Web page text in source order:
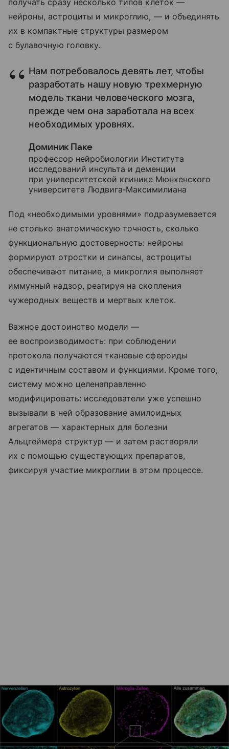
нейроны, астроциты и микроглию, — и объединять
их в компактные структуры размером
с булавочную головку.
Нам потребовалось девять лет, чтобы
разработать нашу новую трехмерную
модель ткани человеческого мозга,
прежде чем она заработала на всех
необходимых уровнях.
Доминик Паке
профессор нейробиологии Института
исследований инсульта и деменции
при университетской клинике Мюнхенского
университета Людвига‑Максимилиана
Под «необходимыми уровнями» подразумевается
не столько анатомическую точность, сколько
функциональную достоверность: нейроны
формируют отростки и синапсы, астроциты
обеспечивают питание, а микроглия выполняет
иммунный надзор, реагируя на скопления
чужеродных веществ и мертвых клеток.
Важное достоинство модели —
ее воспроизводимость: при соблюдении
протокола получаются тканевые сфероиды
с идентичным составом и функциями. Кроме того,
систему можно целенаправленно
модифицировать: исследователи уже успешно
вызывали в ней образование амилоидных
агрегатов — характерных для болезни
Альцгеймера структур — и затем растворяли
их с помощью существующих препаратов,
фиксируя участие микроглии в этом процессе.